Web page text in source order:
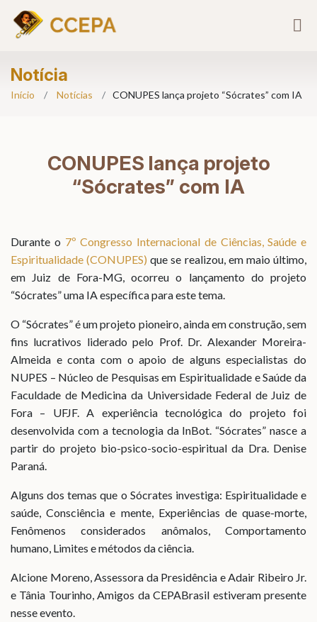
Notícia
Início Notícias CONUPES lança projeto “Sócrates” com IA
CONUPES lança projeto
“Sócrates” com IA
Durante o 7º Congresso Internacional de Ciências, Saúde e
Espiritualidade (CONUPES) que se realizou, em maio último,
em Juiz de Fora-MG, ocorreu o lançamento do projeto
“Sócrates” uma IA específica para este tema.
O “Sócrates” é um projeto pioneiro, ainda em construção, sem
fins lucrativos liderado pelo Prof. Dr. Alexander Moreira-
Almeida e conta com o apoio de alguns especialistas do
NUPES – Núcleo de Pesquisas em Espiritualidade e Saúde da
Faculdade de Medicina da Universidade Federal de Juiz de
Fora – UFJF. A experiência tecnológica do projeto foi
desenvolvida com a tecnologia da InBot. “Sócrates” nasce a
partir do projeto bio-psico-socio-espiritual da Dra. Denise
Paraná.
Alguns dos temas que o Sócrates investiga: Espiritualidade e
saúde, Consciência e mente, Experiências de quase-morte,
Fenômenos considerados anômalos, Comportamento
humano, Limites e métodos da ciência.
Alcione Moreno, Assessora da Presidência e Adair Ribeiro Jr.
e Tânia Tourinho, Amigos da CEPABrasil estiveram presente
nesse evento.